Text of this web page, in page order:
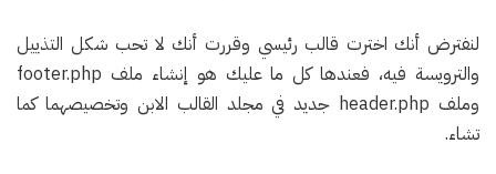
لنفترض أنك اخترت قالب رئيسي وقررت أنك لا تحب شكل التذييل
والترويسة فيه، فعندها كل ما عليك هو إنشاء ملف footer.php
وملف header.php جديد في مجلد القالب الابن وتخصيصهما كما
تشاء.